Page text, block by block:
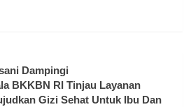
Dampingi
BKKBN RI Tinjau Layanan
Gizi Sehat Untuk Ibu Dan